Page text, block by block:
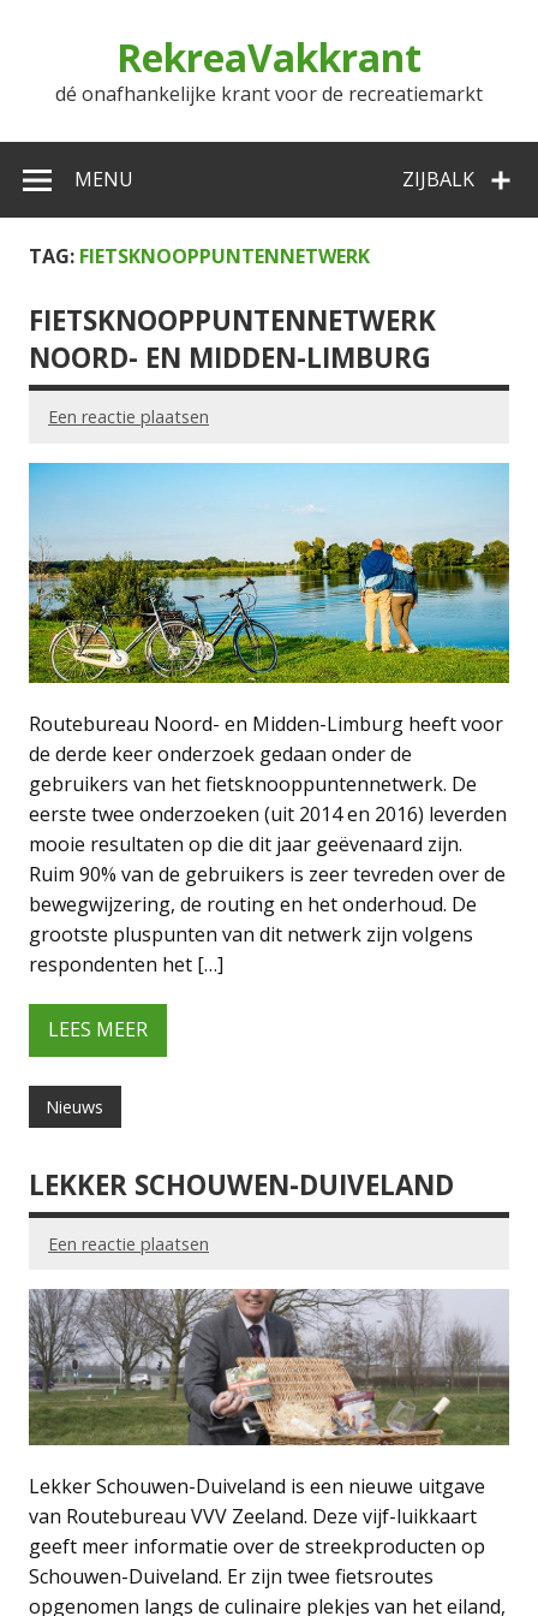
RekreaVakkrant
dé onafhankelijke krant voor de recreatiemarkt
ZIJBALK
MENU
TAG: FIETSKNOOPPUNTENNETWERK
FIETSKNOOPPUNTENNETWERK
NOORD- EN MIDDEN-LIMBURG
Een reactie plaatsen
Routebureau Noord- en Midden-Limburg heeft voor
de derde keer onderzoek gedaan onder de
gebruikers van het fietsknooppuntennetwerk. De
eerste twee onderzoeken (uit 2014 en 2016) leverden
mooie resultaten op die dit jaar geëvenaard zijn.
Ruim 90% van de gebruikers is zeer tevreden over de
bewegwijzering, de routing en het onderhoud. De
grootste pluspunten van dit netwerk zijn volgens
respondenten het […]
LEES MEER
Nieuws
LEKKER SCHOUWEN-DUIVELAND
Een reactie plaatsen
Lekker Schouwen-Duiveland is een nieuwe uitgave
van Routebureau VVV Zeeland. Deze vijf-luikkaart
geeft meer informatie over de streekproducten op
Schouwen-Duiveland. Er zijn twee fietsroutes
opgenomen langs de culinaire plekjes van het eiland,